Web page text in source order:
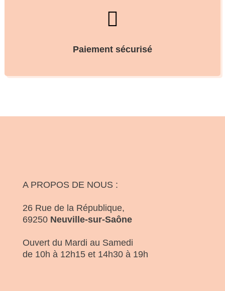

Paiement sécurisé
A PROPOS DE NOUS :
26 Rue de la République,
69250 Neuville-sur-Saône
Ouvert du Mardi au Samedi
de 10h à 12h15 et 14h30 à 19h